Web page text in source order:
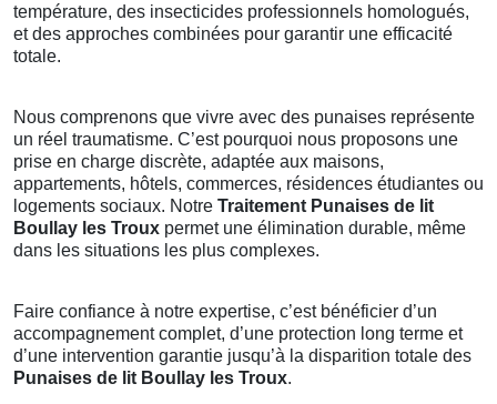
température, des insecticides professionnels homologués,
et des approches combinées pour garantir une efficacité
totale.
Nous comprenons que vivre avec des punaises représente
un réel traumatisme. C’est pourquoi nous proposons une
prise en charge discrète, adaptée aux maisons,
appartements, hôtels, commerces, résidences étudiantes ou
logements sociaux. Notre Traitement Punaises de lit
Boullay les Troux permet une élimination durable, même
dans les situations les plus complexes.
Faire confiance à notre expertise, c’est bénéficier d’un
accompagnement complet, d’une protection long terme et
d’une intervention garantie jusqu’à la disparition totale des
Punaises de lit Boullay les Troux.